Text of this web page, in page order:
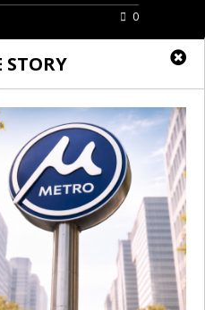
STORY
0
για
έργο στη
0